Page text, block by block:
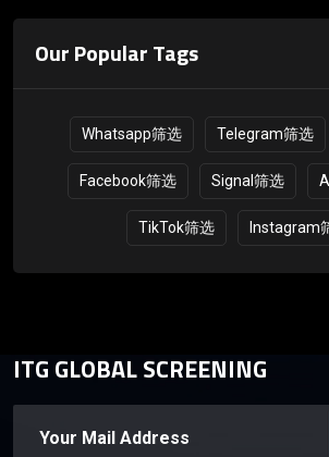
Our Popular Tags
Whatsapp筛选 Telegram筛选
Facebook筛选 Signal筛选
TikTok筛选 Instagram
ITG GLOBAL SCREENING